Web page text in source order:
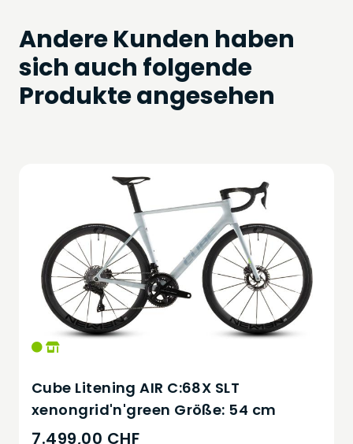
Andere Kunden haben
sich auch folgende
Produkte angesehen
Cube Litening AIR C:68X SLT
xenongrid'n'green Größe: 54 cm
7.499,00 CHF